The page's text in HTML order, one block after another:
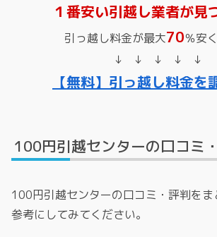
１番安い引越し業者が見
引っ越し料金が最大70％安
↓ ↓ ↓ ↓ ↓
【無料】引っ越し料金
100円引越センターの口コミ
100円引越センターの口コミ・評判を
参考にしてみてください。